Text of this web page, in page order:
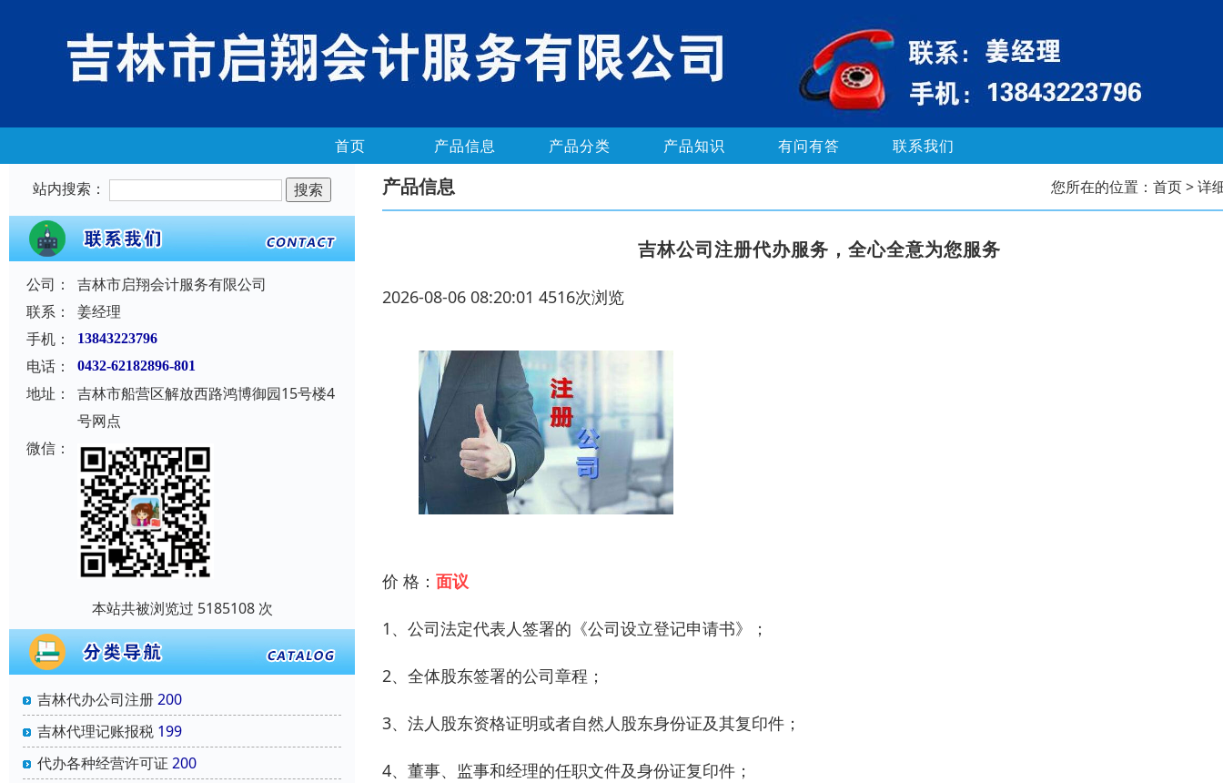
首页 产品信息 产品分类 产品知识 有问有答 联系我们
站内搜索：
公司：
吉林市启翔会计服务有限公司
联系：
姜经理
手机：
13843223796
电话： 0432-62182896-801
地址：
吉林市船营区解放西路鸿博御园15号楼4
号网点
微信：
本站共被浏览过 5185108 次
吉林代办公司注册200
吉林代理记账报税 199
代办各种经营许可证 200
产品信息 您所在的位置： 首页> 详
吉林公司注册代办服务，全心全意为您服务
2026-08-06 08:20:01 4516次浏览
价 格： 面议
1、公司法定代表人签署的《公司设立登记申请书》；
2、全体股东签署的公司章程；
3、法人股东资格证明或者自然人股东身份证及其复印件；
4、董事、监事和经理的任职文件及身份证复印件；